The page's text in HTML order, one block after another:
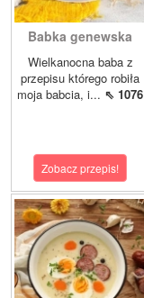
Babka genewska
Wielkanocna baba z
przepisu którego robiła
moja babcia, i... ⇖ 1076
Zobacz przepis!